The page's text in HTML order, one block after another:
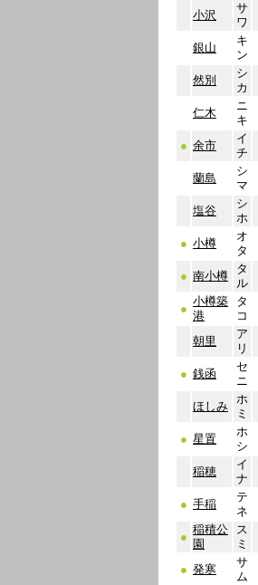
小沢
サ
ワ
銀山
キ
ン
然別
シ
カ
仁木
ニ
キ
● 余市
イ
チ
蘭島
シ
マ
塩谷
シ
ホ
● 小樽
オ
タ
● 南小樽
タ
ル
●
小樽築
港
タ
コ
朝里
ア
リ
● 銭函
セ
ニ
ほしみ
ホ
ミ
● 星置
ホ
シ
稲穂
イ
ナ
● 手稲
テ
ネ
●
稲積公
園
ス
ミ
● 発寒
サ
ム